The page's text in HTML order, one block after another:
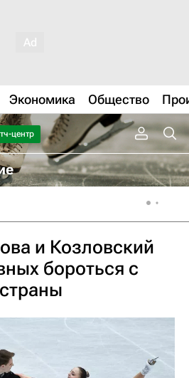
Экономика Общество
центр
и Козловский
бороться с